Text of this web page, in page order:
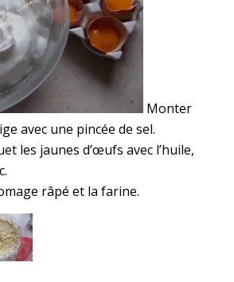
Monter
avec une pincée de sel.
les jaunes d’œufs avec l’huile,
râpé et la farine.